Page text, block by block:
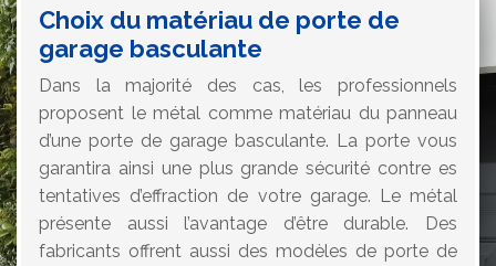
Choix du matériau de porte de
garage basculante
Dans la majorité des cas, les professionnels
proposent le métal comme matériau du panneau
d’une porte de garage basculante. La porte vous
garantira ainsi une plus grande sécurité contre es
tentatives d’effraction de votre garage. Le métal
présente aussi l’avantage d’être durable. Des
fabricants offrent aussi des modèles de porte de